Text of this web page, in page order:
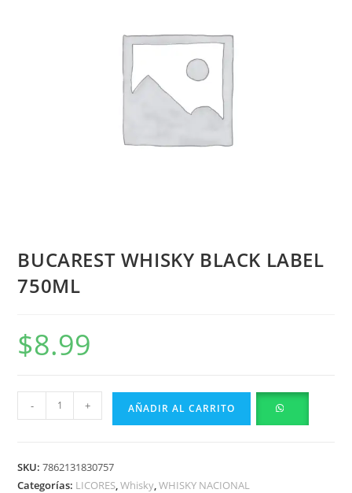
BUCAREST WHISKY BLACK LABEL
750ML
$8.99
- + AÑADIR AL CARRITO
SKU:7862131830757
Categorías: LICORES,Whisky,WHISKY NACIONAL